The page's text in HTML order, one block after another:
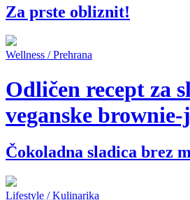
Za prste obliznit!
Wellness / Prehrana
Odličen recept za
veganske brownie-
Čokoladna sladica brez
Lifestyle / Kulinarika